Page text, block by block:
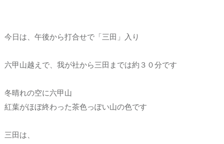
今日は、午後から打合せで「三田」入り
六甲山越えで、我が社から三田までは約３０分です
冬晴れの空に六甲山
紅葉がほぼ終わった茶色っぽい山の色です
三田は、